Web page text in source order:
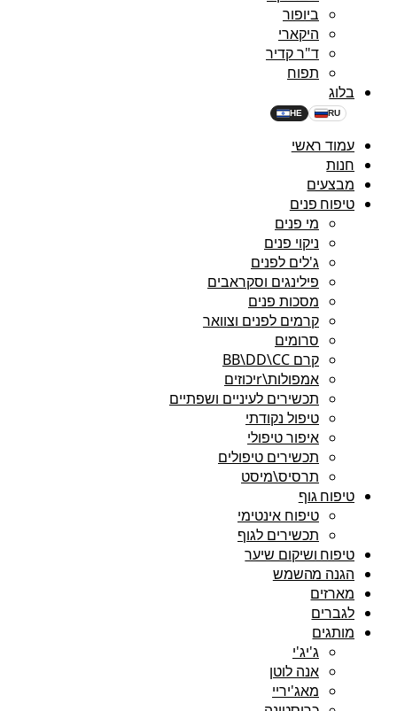
ביופור
היקארי
ד"ר קדיר
תפוח
בלוג
HE RU
עמוד ראשי
חנות
מבצעים
טיפוח פנים
מי פנים
ניקוי פנים
ג'לים לפנים
פילינגים וסקראבים
מסכות פנים
קרמים לפנים וצוואר
סרומים
קרם BB\DD\CC
אמפולות\rיכוזים
תכשירים לעיניים ושפתיים
טיפול נקודתי
איפור טיפולי
תכשירים טיפולים
תרסיס\מיסט
טיפוח גוף
טיפוח אינטימי
תכשירים לגוף
טיפוח ושיקום שיער
הגנה מהשמש
מארזים
לגברים
מותגים
ג'יג'י
אנה לוטן
מאג'יריי